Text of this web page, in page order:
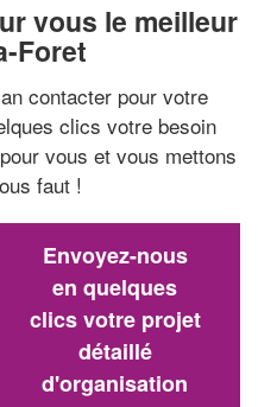
vous le meilleur
Foret
contacter pour votre
clics votre besoin
vous et vous mettons
faut !
Envoyez-nous
en quelques
clics votre projet
détaillé
d'organisation